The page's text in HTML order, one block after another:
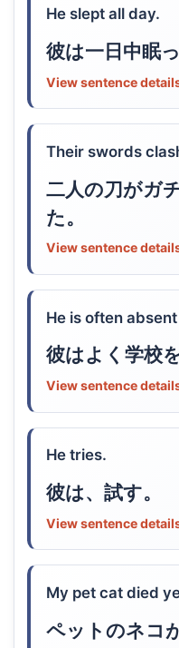
He slept all day.
彼は一日中眠っ
View sentence
Their swords
二人の刀がガ
た。
View sentence
He is often
彼はよく学校
View sentence
He tries.
彼は、試す。
View sentence
My pet cat died
ペットのネコ